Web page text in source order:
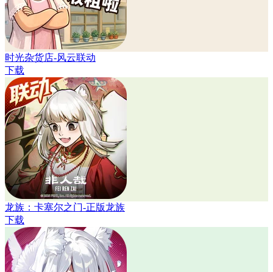
时光杂货店-风云联动
下载
龙族：卡塞尔之门-正版龙族
下载